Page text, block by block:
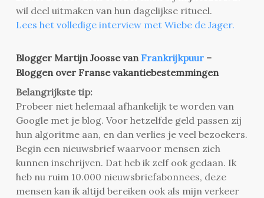
wil deel uitmaken van hun dagelijkse ritueel.
Lees het volledige interview met Wiebe de Jager.
Blogger Martijn Joosse van Frankrijkpuur–
Bloggen over Franse vakantiebestemmingen
Belangrijkste tip:
Probeer niet helemaal afhankelijk te worden van
Google met je blog. Voor hetzelfde geld passen zij
hun algoritme aan, en dan verlies je veel bezoekers.
Begin een nieuwsbrief waarvoor mensen zich
kunnen inschrijven. Dat heb ik zelf ook gedaan. Ik
heb nu ruim 10.000 nieuwsbriefabonnees, deze
mensen kan ik altijd bereiken ook als mijn verkeer